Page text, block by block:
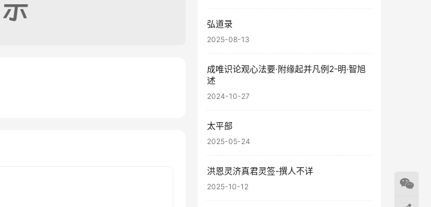
弘道录
2025-08-13
成唯识论观心法要·附缘起并凡例2-明·智旭
述
2024-10-27
太平部
2025-05-24
洪恩灵济真君灵签-撰人不详
2025-10-12